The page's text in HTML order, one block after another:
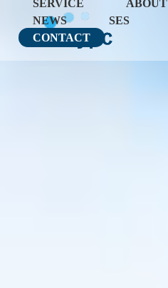
SERVICE ABOUT
NEWS
SES
CONTACT